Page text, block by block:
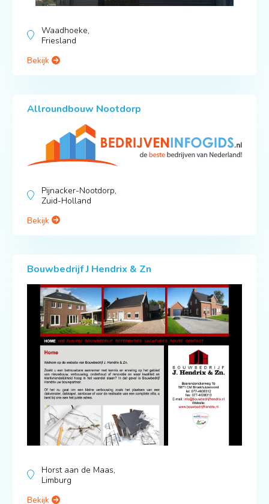
Waadhoeke,
Friesland
Bekijk
Allroundbouw Nootdorp
Pijnacker-Nootdorp,
Zuid-Holland
Bekijk
Bouwbedrijf J Hendrix & Zn
Horst aan de Maas,
Limburg
Bekijk